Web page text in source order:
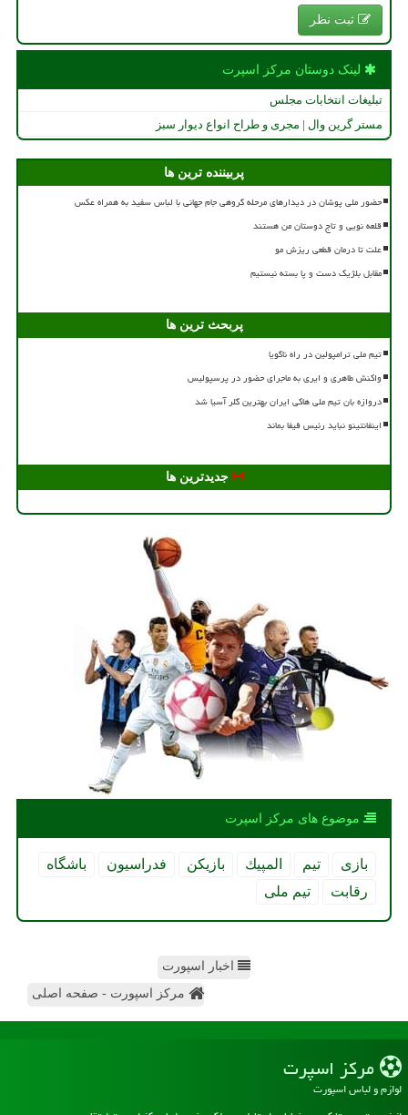
ثبت نظر
لینک دوستان مركز اسپرت
تبلیغات انتخابات مجلس
مستر گرین وال | مجری و طراح انواع دیوار سبز
پربیننده ترین ها
حضور ملی پوشان در دیدارهای مرحله گروهی جام جهانی با لباس سفید به همراه عکس
قلعه نویی و تاج دوستان من هستند
علت تا درمان قطعی ریزش مو
مقابل بلژیک دست و پا بسته نیستیم
پربحث ترین ها
تیم ملی ترامپولین در راه ناگویا
واکنش طاهری و ایری به ماجرای حضور در پرسپولیس
دروازه بان تیم ملی هاکی ایران بهترین گلر آسیا شد
اینفانتینو نباید رئیس فیفا بماند
جدیدترین ها
موضوع های مركز اسپرت
بازی تیم المپیك بازیكن فدراسیون
باشگاه
رقابت
تیم ملی
اخبار اسپورت
مرکز اسپورت - صفحه اصلی
مركز اسپرت
لوازم و لباس اسپورت